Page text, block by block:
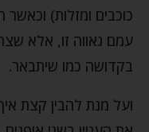
כוכבים ומזלות)
עמם גאווה זו, אלא
בקדושה כמו שיתבאר.
ועל מנת להבין קצת